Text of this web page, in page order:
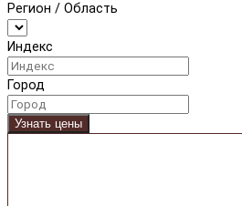
Регион / Область
Индекс
Город
Узнать цены